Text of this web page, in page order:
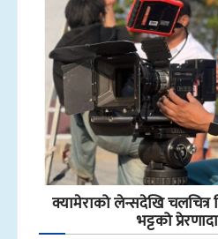
क्यामेराको लेन्सदेखि चलचित्र
भट्टको